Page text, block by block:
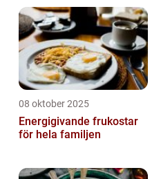
08 oktober 2025
Energigivande frukostar
för hela familjen